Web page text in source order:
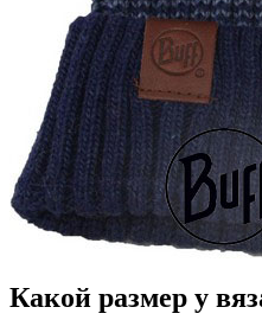
Какой размер у